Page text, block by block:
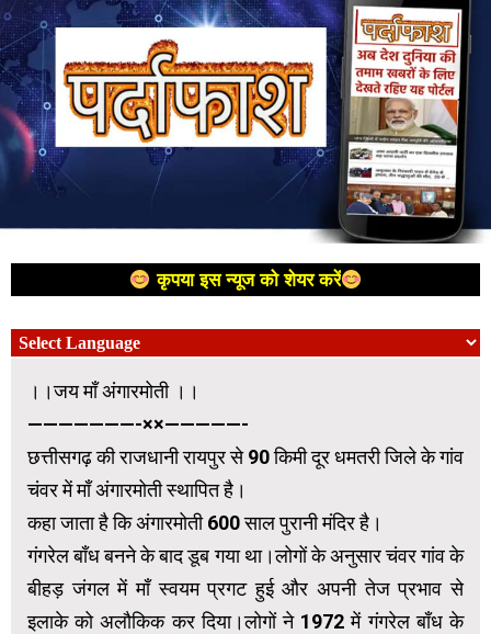
कृपया इस न्यूज को शेयर करें
।।जय माँ अंगारमोती ।।
———————-××—————-
छत्तीसगढ़ की राजधानी रायपुर से 90 किमी दूर धमतरी जिले के गांव
चंवर में माँ अंगारमोती स्थापित है।
कहा जाता है कि अंगारमोती 600 साल पुरानी मंदिर है।
गंगरेल बाँध बनने के बाद डूब गया था।लोगों के अनुसार चंवर गांव के
बीहड़ जंगल में माँ स्वयम प्रगट हुई और अपनी तेज प्रभाव से
इलाके को अलौकिक कर दिया।लोगों ने 1972 में गंगरेल बाँध के